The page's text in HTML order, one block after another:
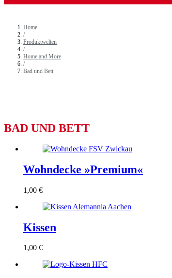
Home
/
Produktwelten
/
Home and More
/
Bad und Bett
BAD UND BETT
Wohndecke »Premium«
1,00 €
Kissen
1,00 €